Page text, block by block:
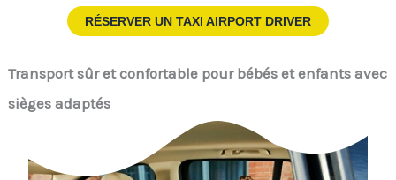
RÉSERVER UN TAXI AIRPORT DRIVER
Transport sûr et confortable pour bébés et enfants avec
sièges adaptés